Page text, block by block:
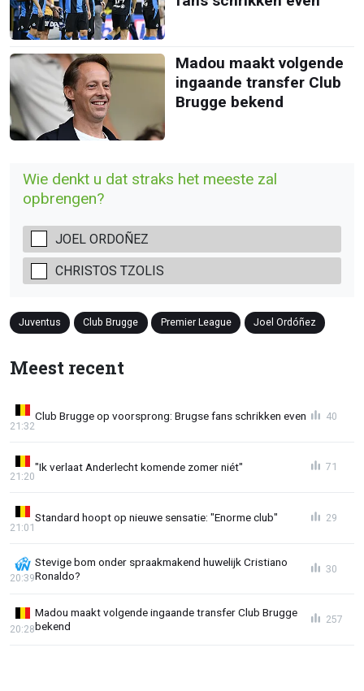
Madou maakt volgende
ingaande transfer Club
Brugge bekend
Wie denkt u dat straks het meeste zal
opbrengen?
JOEL ORDOÑEZ
CHRISTOS TZOLIS
Juventus Club Brugge Premier League Joel Ordóñez
Meest recent
Club Brugge op voorsprong: Brugse fans schrikken even
21:32
40
"Ik verlaat Anderlecht komende zomer niét"
21:20
71
Standard hoopt op nieuwe sensatie: "Enorme club"
21:01
29
Stevige bom onder spraakmakend huwelijk Cristiano
Ronaldo?
20:39
30
Madou maakt volgende ingaande transfer Club Brugge
bekend
20:28
257